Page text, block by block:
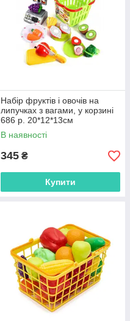
Набір фруктів і овочів на
липучках з вагами, у корзині
686 р. 20*12*13см
В наявності
345 ₴
Купити